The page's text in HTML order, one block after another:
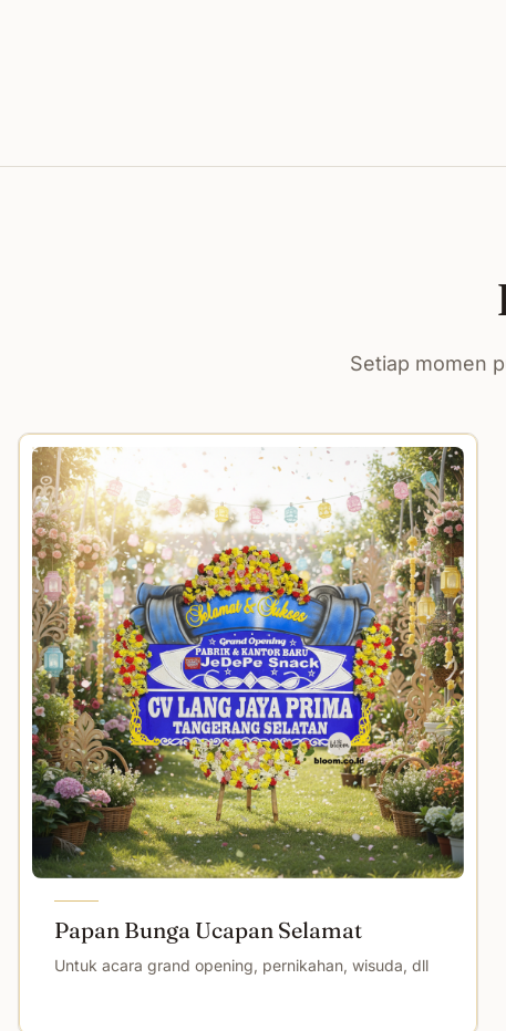
Setiap momen
Papan Bunga Ucapan Selamat
Untuk acara grand opening, pernikahan, wisuda, dll